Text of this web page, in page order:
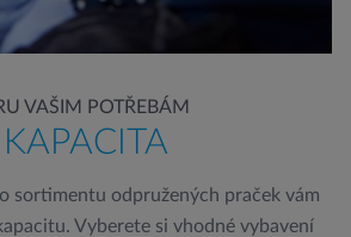
VAŠIM POTŘEBÁM
sortimentu odpružených praček vám
Vyberete si vhodné vybavení